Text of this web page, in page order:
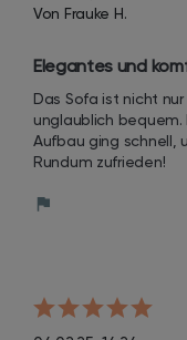
Von Frauke H.
Elegantes und
Das Sofa ist nicht
unglaublich
Aufbau ging schnell,
Rundum zufrieden!